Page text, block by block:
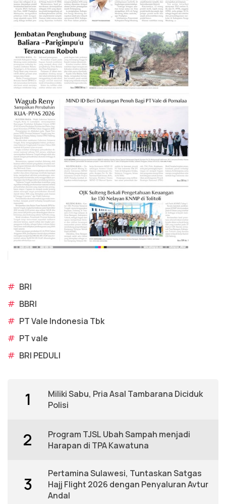
# BRI
# BBRI
# PT Vale Indonesia Tbk
# PT vale
# BRI PEDULI
1
Miliki Sabu, Pria Asal Tambarana Diciduk
Polisi
2
Program TJSL Ubah Sampah menjadi
Harapan di TPA Kawatuna
3
Pertamina Sulawesi, Tuntaskan Satgas
Hajj Flight 2026 dengan Penyaluran Avtur
Andal